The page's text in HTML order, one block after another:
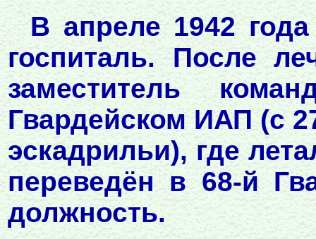
В апреле 1942
госпиталь. После
заместитель
Гвардейском ИАП (с
эскадрильи), где
переведён в 68-й
должность.